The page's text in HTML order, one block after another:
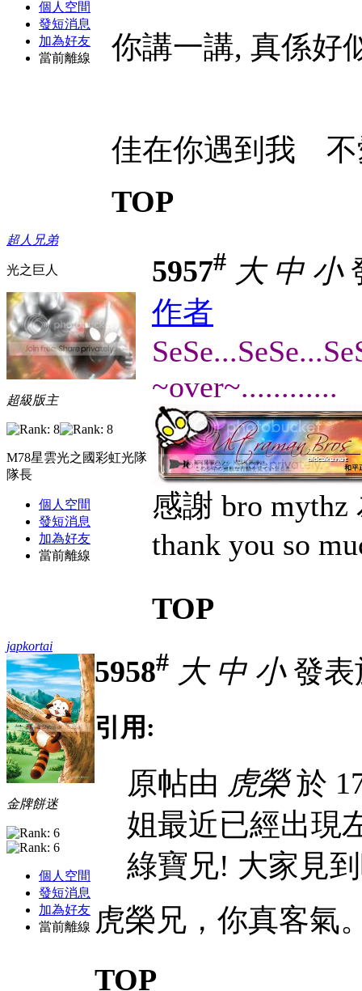
個人空間
發短消息
加為好友
當前離線
你講一講, 真係好
佳在你遇到我
TOP
超人兄弟
光之巨人
超級版主
M78星雲光之國彩虹光隊
隊長
個人空間
發短消息
加為好友
當前離線
5957# 大 中 小
作者
~over~............
感謝 bro
thank you so
TOP
japkortai
金牌餅迷
個人空間
發短消息
加為好友
當前離線
5958# 大 中 小發表
引用:
原帖由 虎榮於
姐最近已經出現
綠寶兄! 大家見
虎榮兄，你真客氣
TOP